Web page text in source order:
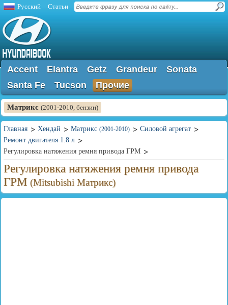
Русский Статьи
Accent Elantra Getz Grandeur
Sonata
Santa Fe
Tucson Прочие
Матрикс (2001-2010, бензин)
Главная Хендай Матрикс (2001-2010)
Силовой агрегат
Ремонт двигателя 1.8 л
Регулировка натяжения ремня привода ГРМ
Регулировка натяжения ремня привода
ГРМ (Mitsubishi Матрикс)